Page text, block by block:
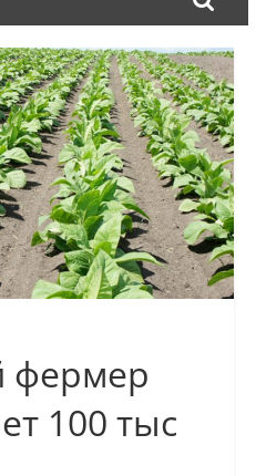
фермер
100 тыс